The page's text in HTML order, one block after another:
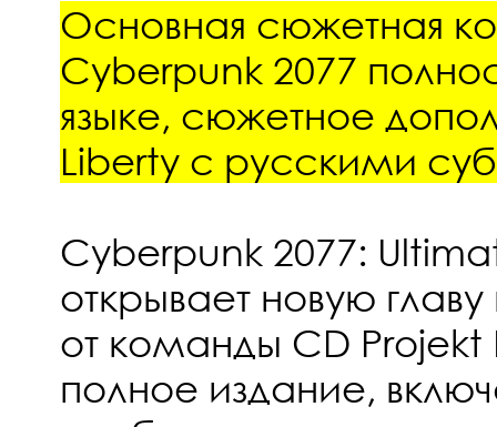
Основная сюжетная
Cyberpunk 2077
языке, cюжетное
Liberty с русскими
Cyberpunk 2077:
открывает новую
от команды CD
полное издание,